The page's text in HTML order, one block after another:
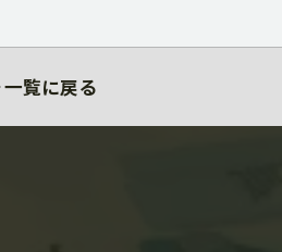
一覧に戻る